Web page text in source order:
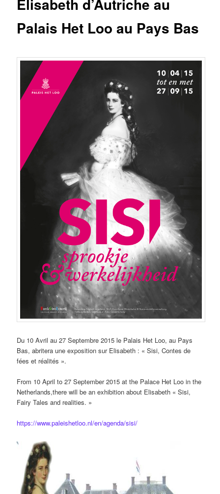
Elisabeth d’Autriche au
Palais Het Loo au Pays Bas
Du 10 Avril au 27 Septembre 2015 le Palais Het Loo, au Pays
Bas, abritera une exposition sur Elisabeth : « Sisi, Contes de
fées et réalités ».
From 10 April to 27 September 2015 at the Palace Het Loo in the
Netherlands,there will be an exhibition about Elisabeth « Sisi,
Fairy Tales and realities. »
https://www.paleishetloo.nl/en/agenda/sisi/